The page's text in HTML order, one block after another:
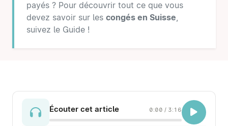
payés ? Pour découvrir tout ce que vous
devez savoir sur les congés en Suisse,
suivez le Guide !
Écouter cet article 0:00 / 3:16